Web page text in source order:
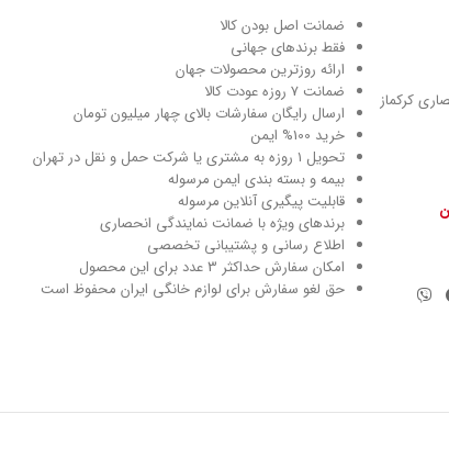
کرکماز
ضمانت اصل بودن کالا
فقط برندهای جهانی
ارائه روزترین محصولات جهان
ضمانت 7 روزه عودت کالا
ارسال رایگان سفارشات بالای چهار میلیون تومان
خرید 100% ایمن
تحویل ۱ روزه به مشتری یا شرکت حمل و نقل در تهران
بیمه و بسته بندی ایمن مرسوله
قابلیت پیگیری آنلاین مرسوله
برندهای ویژه با ضمانت نمایندگی انحصاری
اطلاع رسانی و پشتیبانی تخصصی
امکان سفارش حداکثر 3 عدد برای این محصول
حق لغو سفارش برای لوازم خانگی ایران محفوظ است